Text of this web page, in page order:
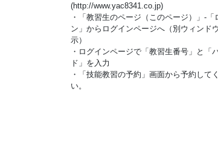
(http://www.yac8341.co.jp)
・「教習生のページ（このページ）」-「
ン」からログインページへ（別ウィンド
示）
・ログインページで「教習生番号」と「
ド」を入力
・「技能教習の予約」画面から予約して
い。